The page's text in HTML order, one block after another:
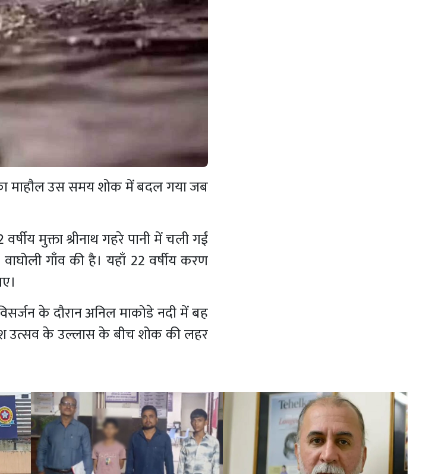
माहौल उस समय शोक में बदल गया जब
मुक्ता श्रीनाथ गहरे पानी में चली गईं
गाँव की है। यहाँ 22 वर्षीय करण
के दौरान अनिल माकोडे नदी में बह
उत्सव के उल्लास के बीच शोक की लहर